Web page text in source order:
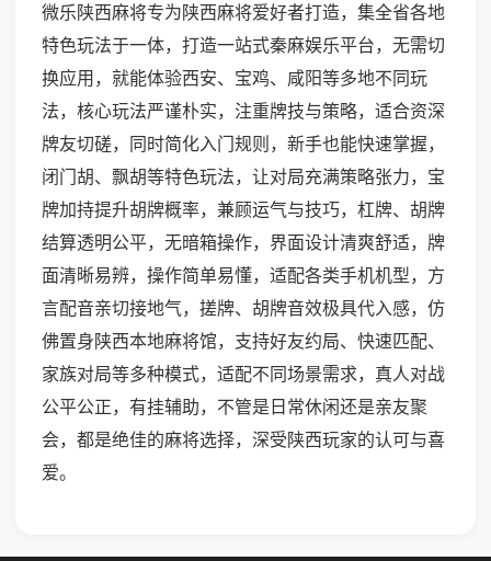
微乐陕西麻将专为陕西麻将爱好者打造，集全省各地
特色玩法于一体，打造一站式秦麻娱乐平台，无需切
换应用，就能体验西安、宝鸡、咸阳等多地不同玩
法，核心玩法严谨朴实，注重牌技与策略，适合资深
牌友切磋，同时简化入门规则，新手也能快速掌握，
闭门胡、飘胡等特色玩法，让对局充满策略张力，宝
牌加持提升胡牌概率，兼顾运气与技巧，杠牌、胡牌
结算透明公平，无暗箱操作，界面设计清爽舒适，牌
面清晰易辨，操作简单易懂，适配各类手机机型，方
言配音亲切接地气，搓牌、胡牌音效极具代入感，仿
佛置身陕西本地麻将馆，支持好友约局、快速匹配、
家族对局等多种模式，适配不同场景需求，真人对战
公平公正，有挂辅助，不管是日常休闲还是亲友聚
会，都是绝佳的麻将选择，深受陕西玩家的认可与喜
爱。